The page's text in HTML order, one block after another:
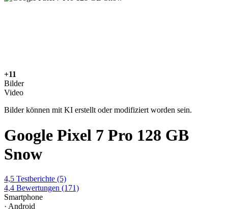
+11
Bilder
Video
Bilder können mit KI erstellt oder modifiziert worden sein.
Google Pixel 7 Pro 128 GB
Snow
4,5 Testberichte (5)
4,4 Bewertungen (171)
Smartphone
· Android